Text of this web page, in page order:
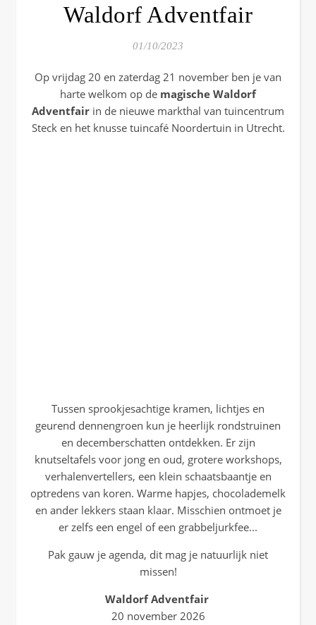
Waldorf Adventfair
01/10/2023
Op vrijdag 20 en zaterdag 21 november ben je van
harte welkom op de magische Waldorf
Adventfair in de nieuwe markthal van tuincentrum
Steck en het knusse tuincafé Noordertuin in Utrecht.
Tussen sprookjesachtige kramen, lichtjes en
geurend dennengroen kun je heerlijk rondstruinen
en decemberschatten ontdekken. Er zijn
knutseltafels voor jong en oud, grotere workshops,
verhalenvertellers, een klein schaatsbaantje en
optredens van koren. Warme hapjes, chocolademelk
en ander lekkers staan klaar. Misschien ontmoet je
er zelfs een engel of een grabbeljurkfee...
Pak gauw je agenda, dit mag je natuurlijk niet
missen!
Waldorf Adventfair
20 november 2026